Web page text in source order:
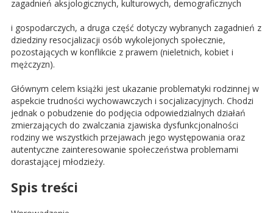
zagadnień aksjologicznych, kulturowych, demograficznych
i gospodarczych, a druga część dotyczy wybranych zagadnień z
dziedziny resocjalizacji osób wykolejonych społecznie,
pozostających w konflikcie z prawem (nieletnich, kobiet i
mężczyzn).
Głównym celem książki jest ukazanie problematyki rodzinnej w
aspekcie trudności wychowawczych i socjalizacyjnych. Chodzi
jednak o pobudzenie do podjęcia odpowiedzialnych działań
zmierzających do zwalczania zjawiska dysfunkcjonalności
rodziny we wszystkich przejawach jego występowania oraz
autentyczne zainteresowanie społeczeństwa problemami
dorastającej młodzieży.
Spis treści